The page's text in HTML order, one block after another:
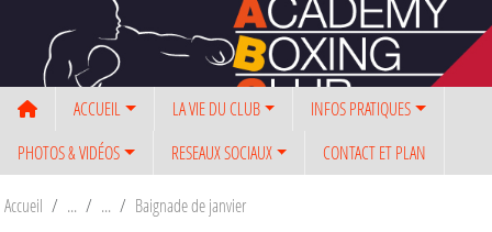
ACCUEIL LA VIE DU CLUB
INFOS PRATIQUES
PHOTOS & VIDÉOS
RESEAUX SOCIAUX CONTACT ET PLAN
Accueil Baignade de janvier
Panneau de gestion des cookies